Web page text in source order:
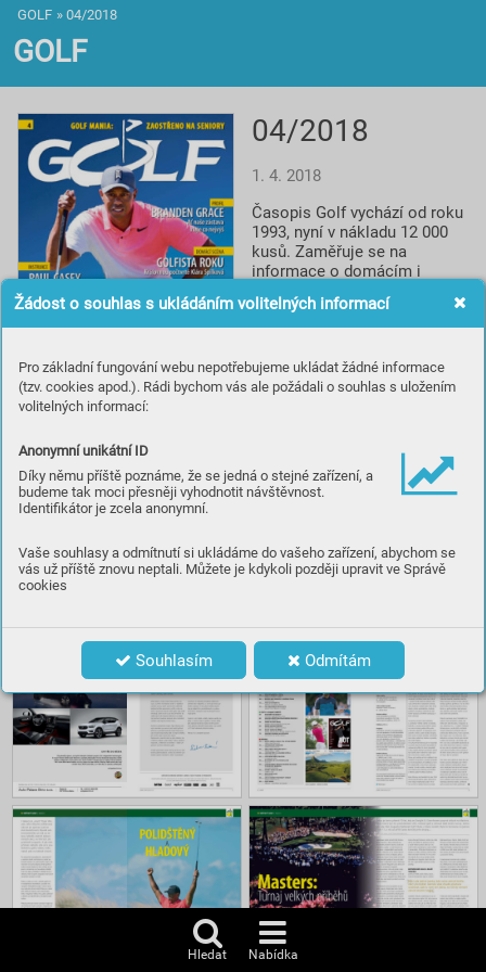
Žádost o souhlas s ukládáním volitelných informací
Pro základní fungování webu nepotřebujeme ukládat žádné informace
(tzv. cookies apod.). Rádi bychom vás ale požádali o souhlas s uložením
volitelných informací:
Anonymní unikátní ID
Díky němu příště poznáme, že se jedná o stejné zařízení, a
budeme tak moci přesněji vyhodnotit návštěvnost.
Identifikátor je zcela anonymní.
Vaše souhlasy a odmítnutí si ukládáme do vašeho zařízení, abychom se
vás už příště znovu neptali. Můžete je kdykoli později upravit ve Správě
cookies
Souhlasím Odmítám
04/2018
1. 4. 2018
Časopis Golf vychází od roku
1993, nyní v nákladu 12 000
kusů. Zaměřuje se na
informace o domácím i
rozhovory a profily, testy
vybavení, informace o
golfem. Spolupracuje s
prestižním britským titulem
asociace.
Obsah
GOLF » 04/2018
GOLF
Hledat Nabídka